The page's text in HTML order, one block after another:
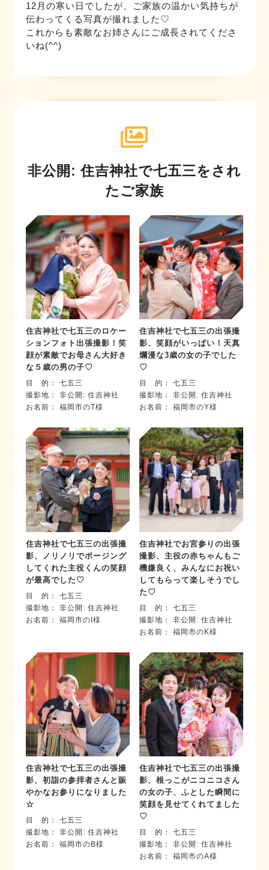
12月の寒い日でしたが、ご家族の温かい気持ちが
伝わってくる写真が撮れました♡
これからも素敵なお姉さんにご成長されてくださ
いね(^^)
非公開: 住吉神社で七五三をされ
たご家族
住吉神社で七五三のロケー
ションフォト出張撮影！笑
顔が素敵でお母さん大好き
な５歳の男の子♡
目 的
七五三
撮影地
非公開: 住吉神社
お名前
福岡市のT様
住吉神社で七五三の出張撮
影、笑顔がいっぱい！天真
爛漫な3歳の女の子でした
♡
目 的
七五三
撮影地
非公開: 住吉神社
お名前
福岡市のY様
住吉神社で七五三の出張撮
影、ノリノリでポージング
してくれた主役くんの笑顔
が最高でした♡
目 的
七五三
撮影地
非公開: 住吉神社
お名前
福岡市のI様
住吉神社でお宮参りの出張
撮影、主役の赤ちゃんもご
機嫌良く、みんなにお祝い
してもらって楽しそうでし
た♡
目 的
七五三
撮影地
非公開: 住吉神社
お名前
福岡市のK様
住吉神社で七五三の出張撮
影、初詣の参拝者さんと賑
やかなお参りになりました
☆
目 的
七五三
撮影地
非公開: 住吉神社
お名前
福岡市のB様
住吉神社で七五三の出張撮
影、根っこがニコニコさん
の女の子、ふとした瞬間に
笑顔を見せてくれてました
♡
目 的
七五三
撮影地
非公開: 住吉神社
お名前
福岡市のA様